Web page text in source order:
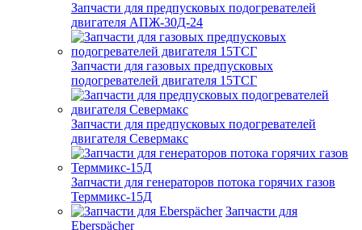
Запчасти для предпусковых подогревателей
двигателя АПЖ-30Д-24
Запчасти для газовых предпусковых
подогревателей двигателя 15ТСГ
Запчасти для предпусковых подогревателей
двигателя Севермакс
Запчасти для генераторов потока горячих газов
Терммикс-15Д
Запчасти для
Eberspächer